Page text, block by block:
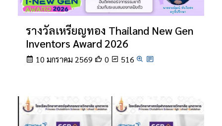
รางวัลเหรียญทอง Thailand New Gen
Inventors Award 2026
10 มกราคม 2569 0 516